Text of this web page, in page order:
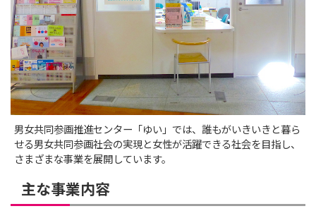
男女共同参画推進センター「ゆい」では、誰もがいきいきと暮ら
せる男女共同参画社会の実現と女性が活躍できる社会を目指し、
さまざまな事業を展開しています。
主な事業内容